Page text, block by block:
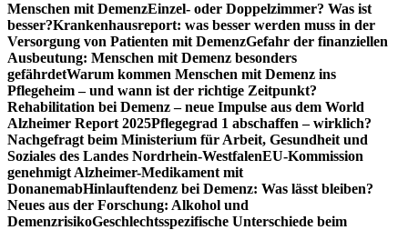
Menschen mit DemenzEinzel- oder Doppelzimmer? Was ist
besser?Krankenhausreport: was besser werden muss in der
Versorgung von Patienten mit DemenzGefahr der finanziellen
Ausbeutung: Menschen mit Demenz besonders
gefährdetWarum kommen Menschen mit Demenz ins
Pflegeheim – und wann ist der richtige Zeitpunkt?
Rehabilitation bei Demenz – neue Impulse aus dem World
Alzheimer Report 2025Pflegegrad 1 abschaffen – wirklich?
Nachgefragt beim Ministerium für Arbeit, Gesundheit und
Soziales des Landes Nordrhein-WestfalenEU-Kommission
genehmigt Alzheimer-Medikament mit
DonanemabHinlauftendenz bei Demenz: Was lässt bleiben?
Neues aus der Forschung: Alkohol und
DemenzrisikoGeschlechtsspezifische Unterschiede beim